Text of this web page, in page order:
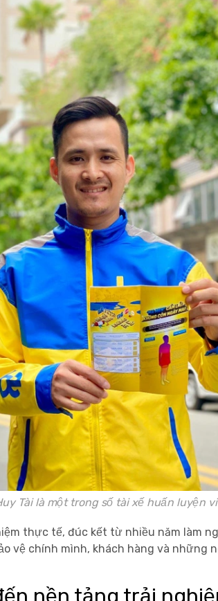
xế huấn luyện viên nổi
thực tế, đúc kết từ nhiều năm làm
vệ chính mình, khách hàng và những
nền tảng trải